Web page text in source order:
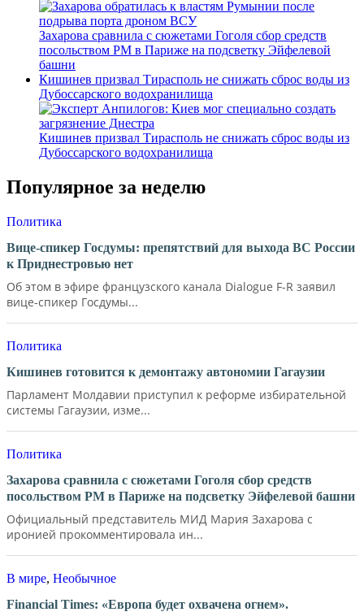
Захарова сравнила с сюжетами Гоголя сбор средств
посольством РМ в Париже на подсветку Эйфелевой
башни
Кишинев призвал Тирасполь не снижать сброс воды из
Дубоссарского водохранилища
Кишинев призвал Тирасполь не снижать сброс воды из
Дубоссарского водохранилища
Популярное за неделю
Политика
Вице-спикер Госдумы: препятствий для выхода ВС России
к Приднестровью нет
Об этом в эфире французского канала Dialogue F-R заявил
вице-спикер Госдумы...
Политика
Кишинев готовится к демонтажу автономии Гагаузии
Парламент Молдавии приступил к реформе избирательной
системы Гагаузии, изме...
Политика
Захарова сравнила с сюжетами Гоголя сбор средств
посольством РМ в Париже на подсветку Эйфелевой башни
Официальный представитель МИД Мария Захарова с
иронией прокомментировала ин...
В мире, Необычное
Financial Times: «Европа будет охвачена огнем».